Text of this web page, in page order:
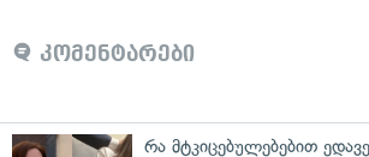
კომენტარები
რა მტკიცებულებებით